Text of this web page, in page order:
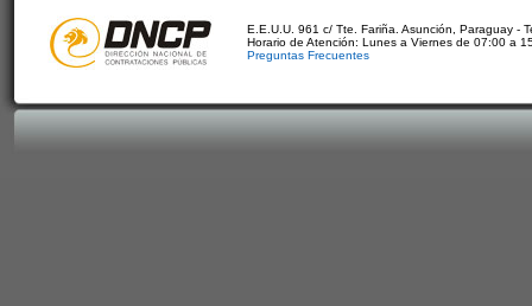
E.E.U.U. 961 c/ Tte. Fariña. Asunción, Paraguay -
Horario de Atención: Lunes a Viernes de 07:00 a
Preguntas Frecuentes